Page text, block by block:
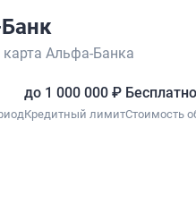
карта Альфа-Банка
до 1 000 000 ₽
Кредитный лимит
Бесплатно
Стоимость